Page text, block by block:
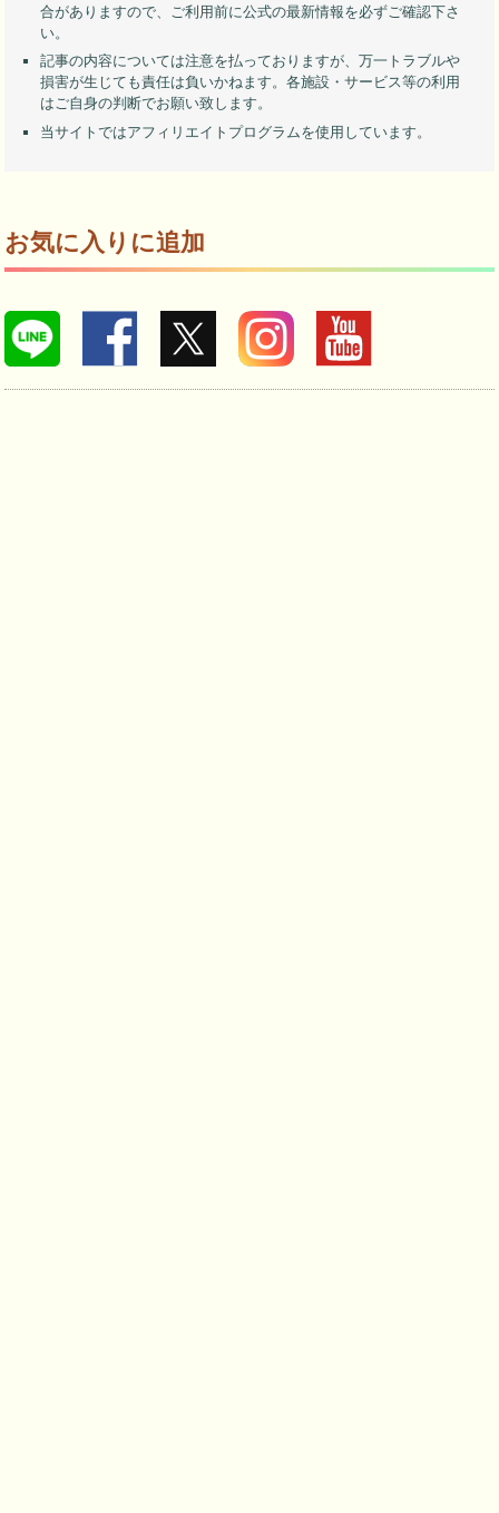
合がありますので、ご利用前に公式の最新情報を必ずご確認下さ
い。
記事の内容については注意を払っておりますが、万一トラブルや
損害が生じても責任は負いかねます。各施設・サービス等の利用
はご自身の判断でお願い致します。
当サイトではアフィリエイトプログラムを使用しています。
お気に入りに追加